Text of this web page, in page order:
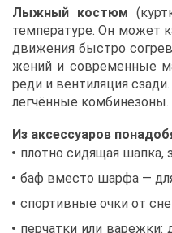
Лыж­ный ко­стюм
тем­пе­ра­ту­ре. Он мо­жет
дви­же­ния быст­ро
же­ний и со­вре­мен­ные
ре­ди и вен­ти­ля­ция
лег­чён­ные ком­би­не­зо­ны.
Из ак­сес­су­а­ров
плот­но си­дя­щая
баф вме­сто шар­фа —
спор­тив­ные оч­ки от
пер­чат­ки или ва­реж­ки: